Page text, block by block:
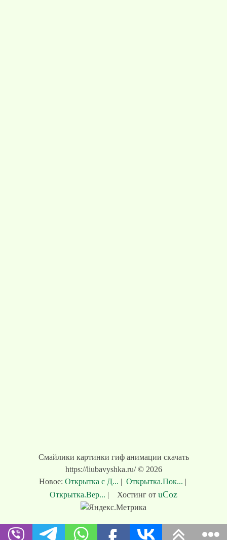
Смайлики картинки гиф анимации скачать
https://liubavyshka.ru/ © 2026
Новое: Открытка с Д... | Открытка.Пок... |
Открытка.Вер... | Хостинг от uCoz